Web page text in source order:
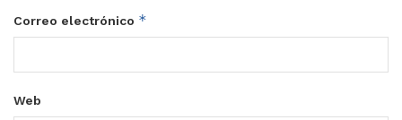
Correo electrónico *
Web